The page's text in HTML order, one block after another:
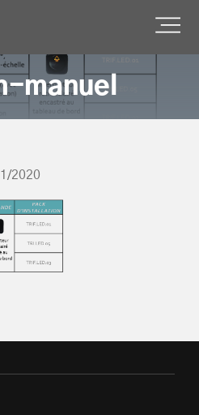
manuel
2020